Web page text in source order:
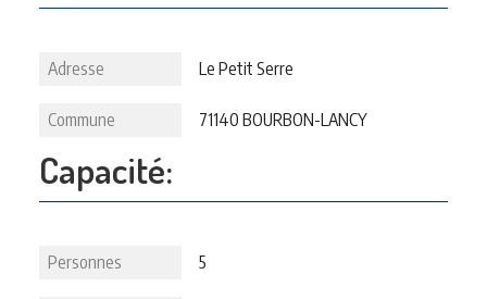
Adresse Le Petit Serre
Commune 71140 BOURBON-LANCY
Capacité:
Personnes 5